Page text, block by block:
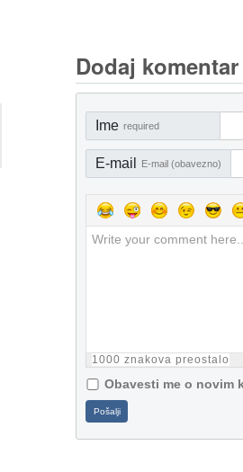
Dodaj komentar
Ime required
E-mail E-mail (obavezno)
1000 znakova preostalo
Obavesti me o novim
Pošalji